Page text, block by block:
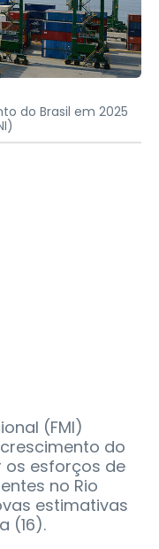
do Brasil em 2025
(FMI)
do
os esforços de
no Rio
estimativas
(16).